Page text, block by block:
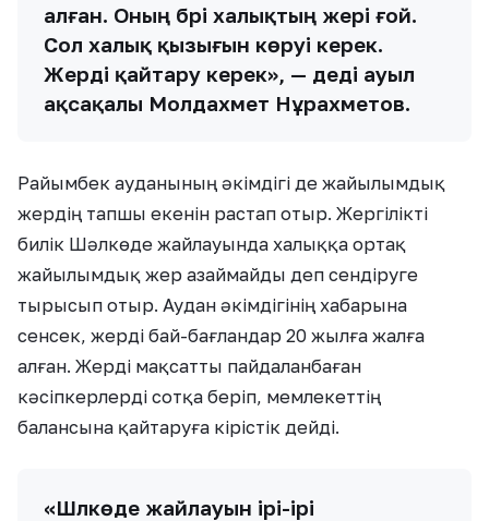
алған. Оның бәрі халықтың жері ғой.
Сол халық қызығын көруі керек.
Жерді қайтару керек», — деді ауыл
ақсақалы Молдахмет Нұрахметов.
Райымбек ауданының әкімдігі де жайылымдық
жердің тапшы екенін растап отыр. Жергілікті
билік Шәлкөде жайлауында халыққа ортақ
жайылымдық жер азаймайды деп сендіруге
тырысып отыр. Аудан әкімдігінің хабарына
сенсек, жерді бай-бағландар 20 жылға жалға
алған. Жерді мақсатты пайдаланбаған
кәсіпкерлерді сотқа беріп, мемлекеттің
балансына қайтаруға кірістік дейді.
«Шәлкөде жайлауын ірі-ірі